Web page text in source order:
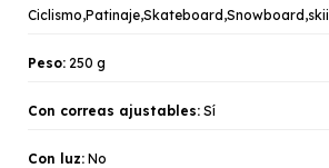
Ciclismo,Patinaje,Skateboard,Snowboard,skii
Peso: 250 g
Con correas ajustables: Sí
Con luz: No